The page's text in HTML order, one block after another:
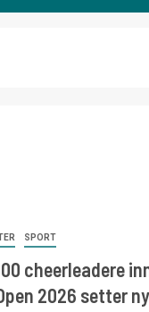
SPORT
cheerleadere
2026 setter